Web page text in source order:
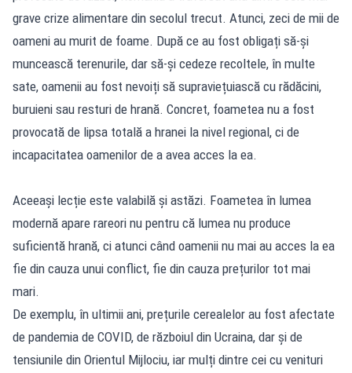
grave crize alimentare din secolul trecut. Atunci, zeci de mii de
oameni au murit de foame. După ce au fost obligați să-și
muncească terenurile, dar să-și cedeze recoltele, în multe
sate, oamenii au fost nevoiți să supraviețuiască cu rădăcini,
buruieni sau resturi de hrană. Concret, foametea nu a fost
provocată de lipsa totală a hranei la nivel regional, ci de
incapacitatea oamenilor de a avea acces la ea.
Aceeași lecție este valabilă și astăzi. Foametea în lumea
modernă apare rareori nu pentru că lumea nu produce
suficientă hrană, ci atunci când oamenii nu mai au acces la ea
fie din cauza unui conflict, fie din cauza prețurilor tot mai
mari.
De exemplu, în ultimii ani, prețurile cerealelor au fost afectate
de pandemia de COVID, de războiul din Ucraina, dar și de
tensiunile din Orientul Mijlociu, iar mulți dintre cei cu venituri